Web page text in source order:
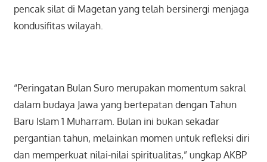
pencak silat di Magetan yang telah bersinergi menjaga
kondusifitas wilayah.
“Peringatan Bulan Suro merupakan momentum sakral
dalam budaya Jawa yang bertepatan dengan Tahun
Baru Islam 1 Muharram. Bulan ini bukan sekadar
pergantian tahun, melainkan momen untuk refleksi diri
dan memperkuat nilai-nilai spiritualitas,” ungkap AKBP